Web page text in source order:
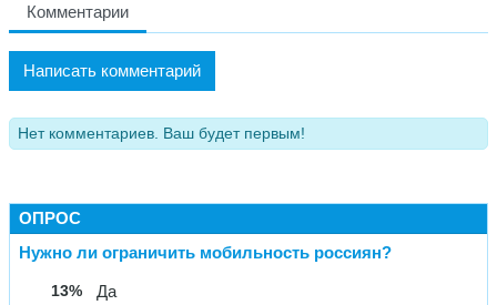
Комментарии
Написать комментарий
Нет комментариев. Ваш будет первым!
ОПРОС
Нужно ли ограничить мобильность россиян?
13% Да